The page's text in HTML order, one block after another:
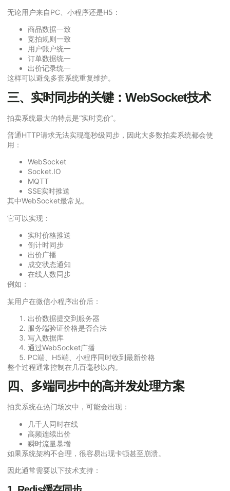
无论用户来自PC、小程序还是H5：
商品数据一致
竞拍规则一致
用户账户统一
订单数据统一
出价记录统一
这样可以避免多套系统重复维护。
三、实时同步的关键：WebSocket技术
拍卖系统最大的特点是“实时竞价”。
普通HTTP请求无法实现毫秒级同步，因此大多数拍卖系统都会使
用：
WebSocket
Socket.IO
MQTT
SSE实时推送
其中WebSocket最常见。
它可以实现：
实时价格推送
倒计时同步
出价广播
成交状态通知
在线人数同步
例如：
某用户在微信小程序出价后：
出价数据提交到服务器
服务端验证价格是否合法
写入数据库
通过WebSocket广播
PC端、H5端、小程序同时收到最新价格
整个过程通常控制在几百毫秒以内。
四、多端同步中的高并发处理方案
拍卖系统在热门场次中，可能会出现：
几千人同时在线
高频连续出价
瞬时流量暴增
如果系统架构不合理，很容易出现卡顿甚至崩溃。
因此通常需要以下技术支持：